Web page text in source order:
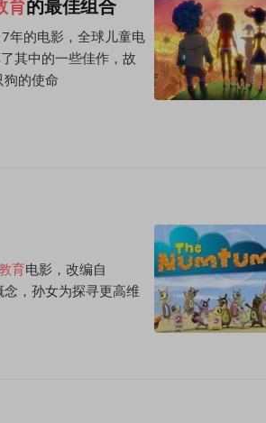
育的最佳组合
年的电影，全球儿童电
其中的一些佳作，故
狗的使命
育电影，改编自
，孙女为探寻更高维